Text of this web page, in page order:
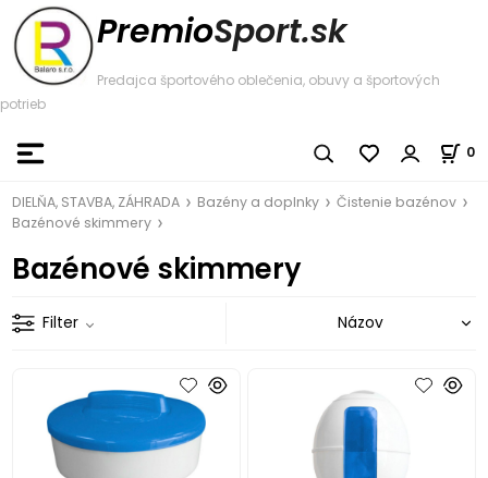
PremioSport.sk
Predajca športového oblečenia, obuvy a športových
potrieb
0
DIELŇA, STAVBA, ZÁHRADA Bazény a doplnky
Čistenie bazénov
Bazénové skimmery
Bazénové skimmery
Filter